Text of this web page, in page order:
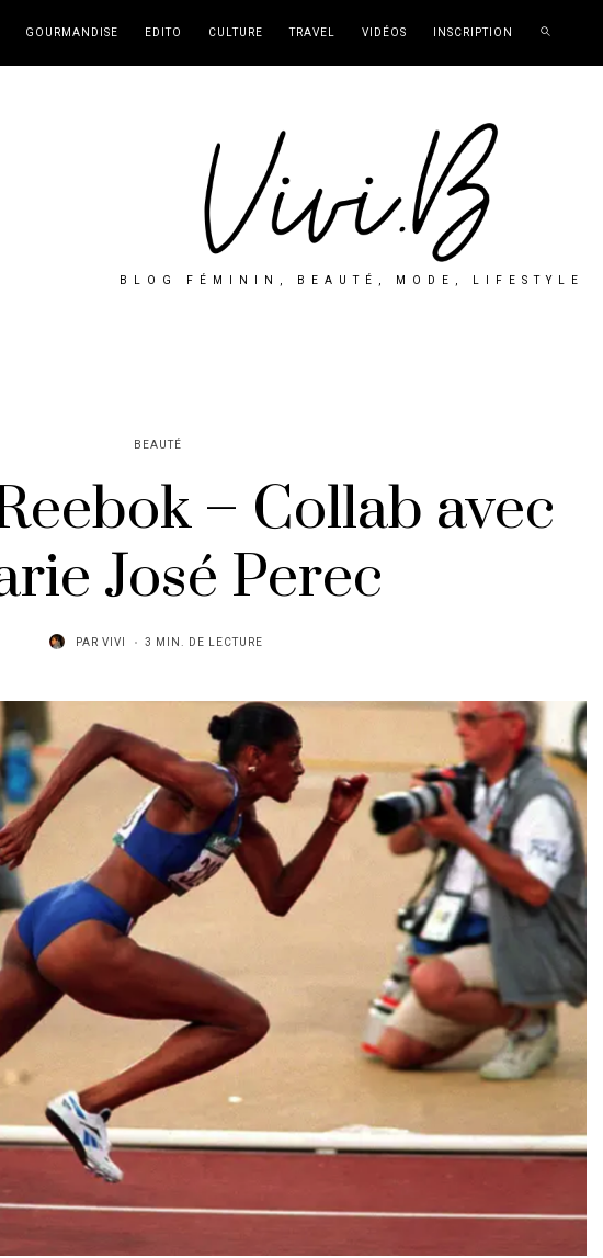
GOURMANDISE EDITO CULTURE TRAVEL VIDÉOS INSCRIPTION
BLOG FÉMININ, BEAUTÉ, MODE, LIFESTYLE
BEAUTÉ
– Collab avec
José Perec
PAR VIVI 3 MIN. DE LECTURE